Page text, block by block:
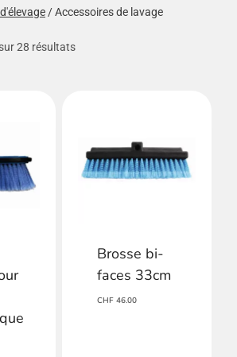
/Accessoires de lavage
28 résultats
Brosse bi-
faces 33cm
CHF 46.00